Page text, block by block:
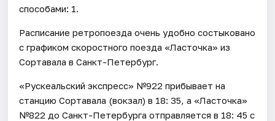
способами: 1.
Расписание ретропоезда очень удобно состыковано
с графиком скоростного поезда «Ласточка» из
Сортавала в Санкт-Петербург.
«Рускеальский экспресс» №922 прибывает на
станцию Сортавала (вокзал) в 18: 35, а «Ласточка»
№822 до Санкт-Петербурга отправляется в 18: 45 с